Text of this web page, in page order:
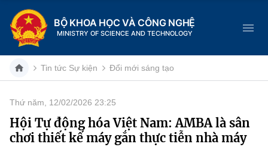
BỘ KHOA HỌC VÀ CÔNG NGHỆ
MINISTRY OF SCIENCE AND TECHNOLOGY
Danh mục
Trang chủ
Tin tức Sự kiện Đổi mới sáng tạo
Thứ năm, 12/02/2026 23:25
Hội Tự động hóa Việt Nam: AMBA là sân
chơi thiết kế máy gắn thực tiễn nhà máy